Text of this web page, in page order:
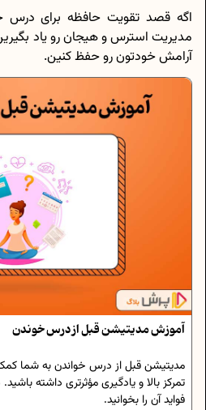
اگه قصد تقویت حافظه برای درس
مدیریت استرس و هیجان رو یاد
آرامش خودتون رو حفظ کنین.
آموزش مدیتیشن قبل از درس خوندن
مدیتیشن قبل از درس خواندن به شما
تمرکز بالا و یادگیری مؤثرتری داشته
فواید آن را بخوانید.